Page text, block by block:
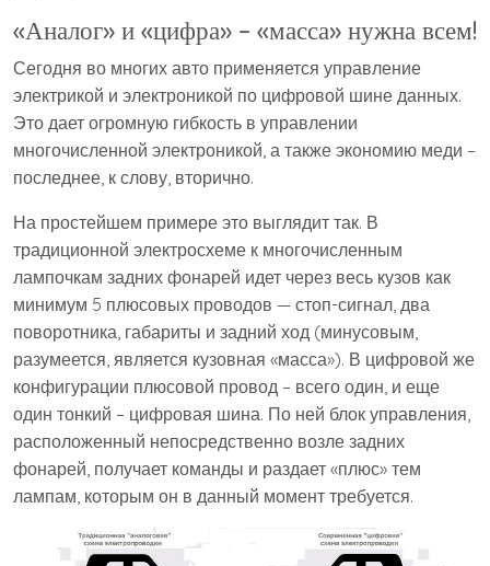
«Аналог» и «цифра» – «масса» нужна всем!
Сегодня во многих авто применяется управление
электрикой и электроникой по цифровой шине данных.
Это дает огромную гибкость в управлении
многочисленной электроникой, а также экономию меди –
последнее, к слову, вторично.
На простейшем примере это выглядит так. В
традиционной электросхеме к многочисленным
лампочкам задних фонарей идет через весь кузов как
минимум 5 плюсовых проводов — стоп-сигнал, два
поворотника, габариты и задний ход (минусовым,
разумеется, является кузовная «масса»). В цифровой же
конфигурации плюсовой провод – всего один, и еще
один тонкий – цифровая шина. По ней блок управления,
расположенный непосредственно возле задних
фонарей, получает команды и раздает «плюс» тем
лампам, которым он в данный момент требуется.